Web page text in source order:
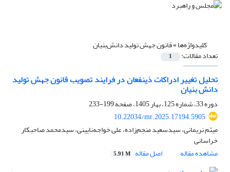
کلیدواژه‌ها =قانون جهش تولید دانش‌بنیان
تعداد مقالات: 1
تحلیل تغییر ادراکات ذینفعان در فرایند تصویب قانون جهش تولید
دانش بنیان
دوره 33، شماره 125، بهار 1405، صفحه
199-233
10.22034/mr.2025.17194.5905
میثم نریمانی، سیدسعید منجم‌زاده، علی خواجه‌نایینی، سیدمحمد صاحبکار
خراسانی
مشاهده مقاله
اصل مقاله 5.91 M